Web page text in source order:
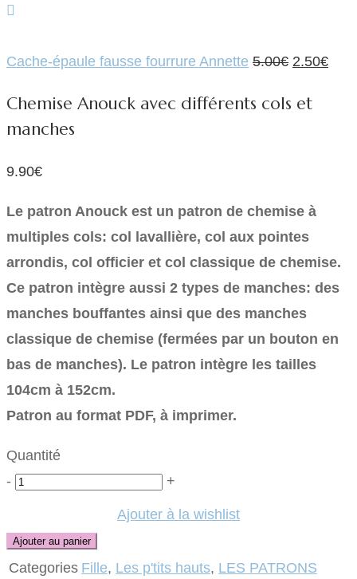
était :est :
Cache-épaule fausse fourrure Annette 5.00€ Le
initial
2.50€Le
Chemise Anouck avec différents cols et
manches
9.90€
Le patron Anouck est un patron de chemise à
multiples cols: col lavallière, col aux pointes
arrondis, col officier et col classique de chemise.
Ce patron intègre aussi 2 types de manches: des
manches bouffantes ainsi que des manches
classique de chemise (fermées par un bouton en
bas de manches). Le patron intègre les tailles
104cm à 152cm.
Patron au format PDF, à imprimer.
Quantité
- Quantité +
Ajouter à la wishlist
Ajouter au panier
Categories Fille, Les p'tits hauts, LES PATRONS